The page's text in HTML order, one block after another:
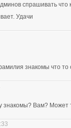
спрашивать что
Удачи
знакомы что то
Вам? Может